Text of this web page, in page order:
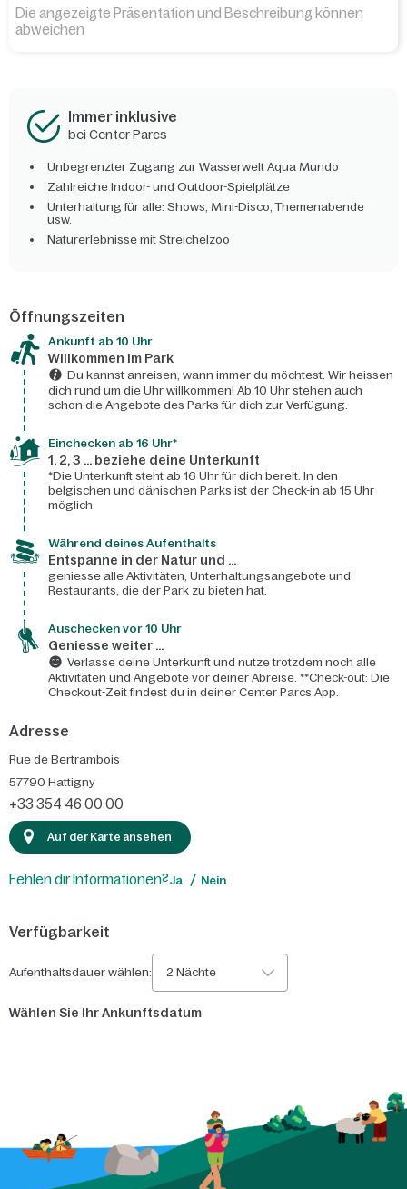
Die angezeigte Präsentation und Beschreibung können
abweichen
Immer inklusive
bei Center Parcs
Unbegrenzter Zugang zur Wasserwelt Aqua Mundo
Zahlreiche Indoor- und Outdoor-Spielplätze
Unterhaltung für alle: Shows, Mini-Disco, Themenabende
usw.
Naturerlebnisse mit Streichelzoo
Öffnungszeiten
Ankunft ab 10 Uhr
Willkommen im Park
Du kannst anreisen, wann immer du möchtest. Wir heissen
dich rund um die Uhr willkommen! Ab 10 Uhr stehen auch
schon die Angebote des Parks für dich zur Verfügung.
Einchecken ab 16 Uhr*
1, 2, 3 ... beziehe deine Unterkunft
*Die Unterkunft steht ab 16 Uhr für dich bereit. In den
belgischen und dänischen Parks ist der Check-in ab 15 Uhr
möglich.
Während deines Aufenthalts
Entspanne in der Natur und ...
geniesse alle Aktivitäten, Unterhaltungsangebote und
Restaurants, die der Park zu bieten hat.
Auschecken vor 10 Uhr
Geniesse weiter ...
Verlasse deine Unterkunft und nutze trotzdem noch alle
Aktivitäten und Angebote vor deiner Abreise. **Check-out: Die
Checkout-Zeit findest du in deiner Center Parcs App.
Adresse
Rue de Bertrambois
57790 Hattigny
+33 354 46 00 00
Auf der Karte ansehen
Fehlen dir Informationen?Ja Nein
Verfügbarkeit
Aufenthaltsdauer wählen: 2 Nächte
Wählen Sie Ihr Ankunftsdatum